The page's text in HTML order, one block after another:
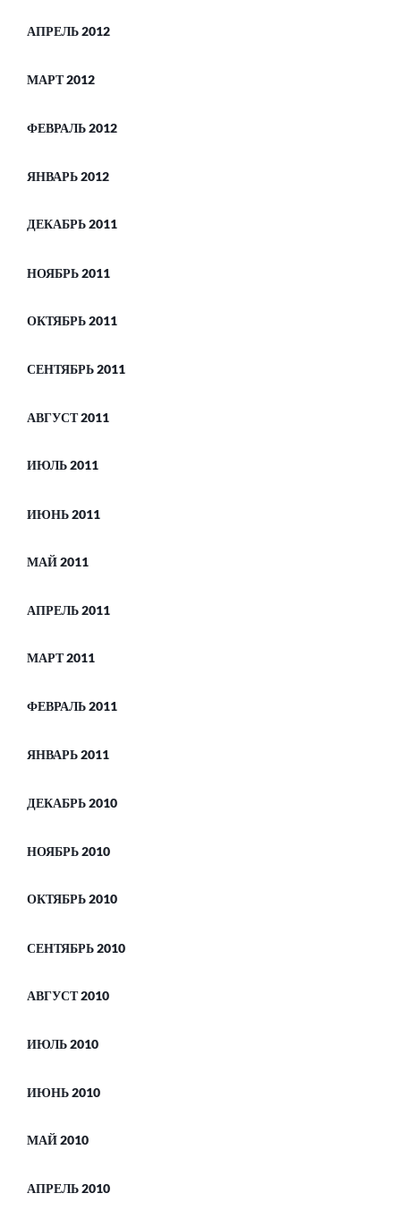
АПРЕЛЬ 2012
МАРТ 2012
ФЕВРАЛЬ 2012
ЯНВАРЬ 2012
ДЕКАБРЬ 2011
НОЯБРЬ 2011
ОКТЯБРЬ 2011
СЕНТЯБРЬ 2011
АВГУСТ 2011
ИЮЛЬ 2011
ИЮНЬ 2011
МАЙ 2011
АПРЕЛЬ 2011
МАРТ 2011
ФЕВРАЛЬ 2011
ЯНВАРЬ 2011
ДЕКАБРЬ 2010
НОЯБРЬ 2010
ОКТЯБРЬ 2010
СЕНТЯБРЬ 2010
АВГУСТ 2010
ИЮЛЬ 2010
ИЮНЬ 2010
МАЙ 2010
АПРЕЛЬ 2010